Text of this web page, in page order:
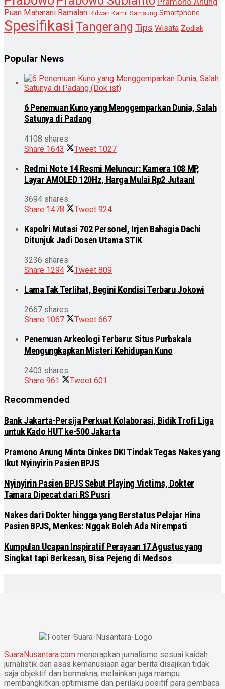
Puan Maharani Ramalan Ridwan Kamil Samsung Smartphone
Spesifikasi Tangerang Tips Wisata Zodiak
Popular News
6 Penemuan Kuno yang Menggemparkan Dunia, Salah
Satunya di Padang
4108 shares
Share 1643 Tweet 1027
Redmi Note 14 Resmi Meluncur: Kamera 108 MP,
Layar AMOLED 120Hz, Harga Mulai Rp2 Jutaan!
3694 shares
Share 1478 Tweet 924
Kapolri Mutasi 702 Personel, Irjen Bahagia Dachi
Ditunjuk Jadi Dosen Utama STIK
3236 shares
Share 1294 Tweet 809
Lama Tak Terlihat, Begini Kondisi Terbaru Jokowi
2667 shares
Share 1067 Tweet 667
Penemuan Arkeologi Terbaru: Situs Purbakala
Mengungkapkan Misteri Kehidupan Kuno
2403 shares
Share 961 Tweet 601
Recommended
Bank Jakarta-Persija Perkuat Kolaborasi, Bidik Trofi Liga
untuk Kado HUT ke-500 Jakarta
Pramono Anung Minta Dinkes DKI Tindak Tegas Nakes yang
Ikut Nyinyirin Pasien BPJS
Nyinyirin Pasien BPJS Sebut Playing Victims, Dokter
Tamara Dipecat dari RS Pusri
Nakes dari Dokter hingga yang Berstatus Pelajar Hina
Pasien BPJS, Menkes: Nggak Boleh Ada Nirempati
Kumpulan Ucapan Inspiratif Perayaan 17 Agustus yang
Singkat tapi Berkesan, Bisa Pejeng di Medsos
SuaraNusantara.com menerapkan jurnalisme sesuai kaidah
jurnalistik dan asas kemanusiaan agar berita disajikan tidak
saja objektif dan bermakna, melainkan juga mampu
membangkitkan optimisme dan perilaku positif para pembaca.